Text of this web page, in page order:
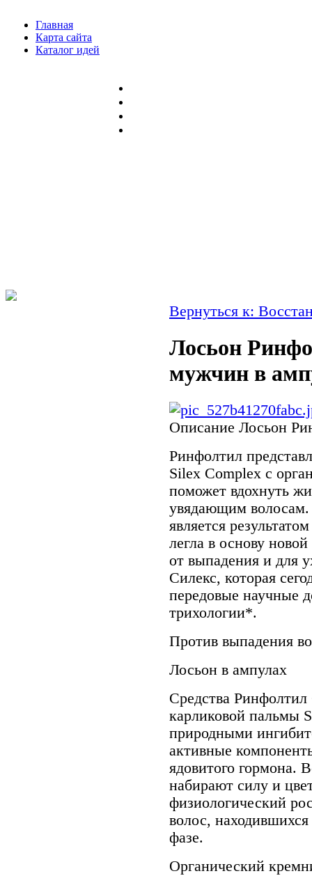
Главная
Карта сайта
Каталог идей
Вернуться к:
Лосьон
мужчин в
Описание Лосьон
Ринфолтил
Silex Complex с
поможет вдохнуть
увядающим волосам.
является
легла в основу
от выпадения и для
Силекс, которая
передовые научные
трихологии*.
Против выпадения
Лосьон в ампулах
Средства Ринфолтил
карликовой пальмы
природными
активные
ядовитого гормона.
набирают силу и
физиологический
волос,
фазе.
Органический